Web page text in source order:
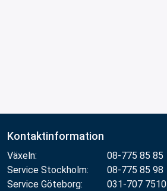
Kontaktinformation
Växeln:
08-775 85 85
Service Stockholm:
08-775 85 98
Service Göteborg:
031-707 7510